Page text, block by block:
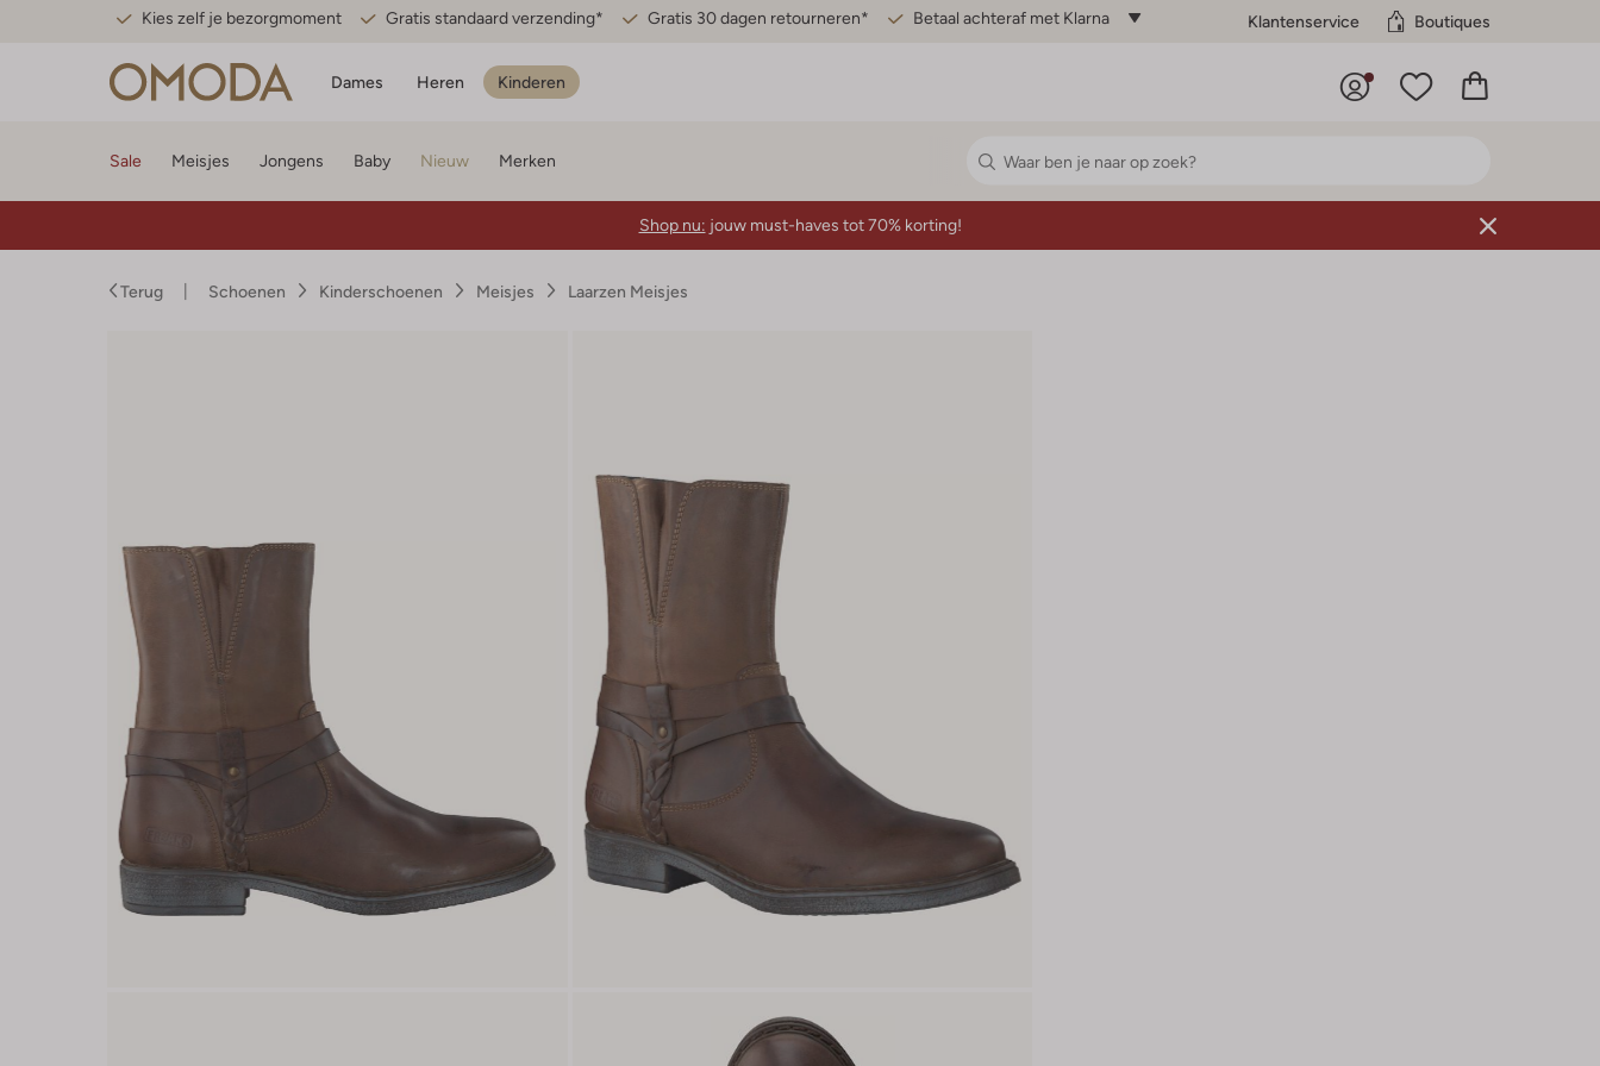
Kies zelf je bezorgmoment Gratis standaard verzending* Gratis 30 dagen retourneren* Betaal achteraf met Klarna Klantenservice Boutiques
Dames Heren Kinderen
Sale Meisjes Jongens Baby Nieuw Merken
Shop nu: jouw must-haves tot 70% korting!
Terug Schoenen Kinderschoenen Meisjes Laarzen Meisjes